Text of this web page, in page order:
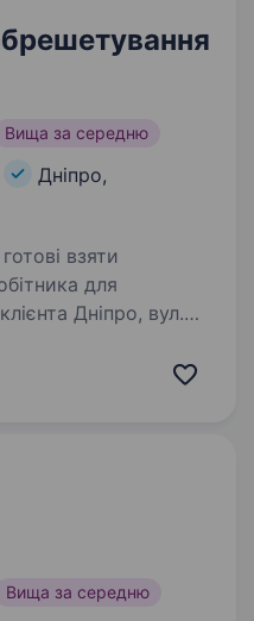
Вища за середню
Дніпро,
взяти
Дніпро, вул.
Вища за середню